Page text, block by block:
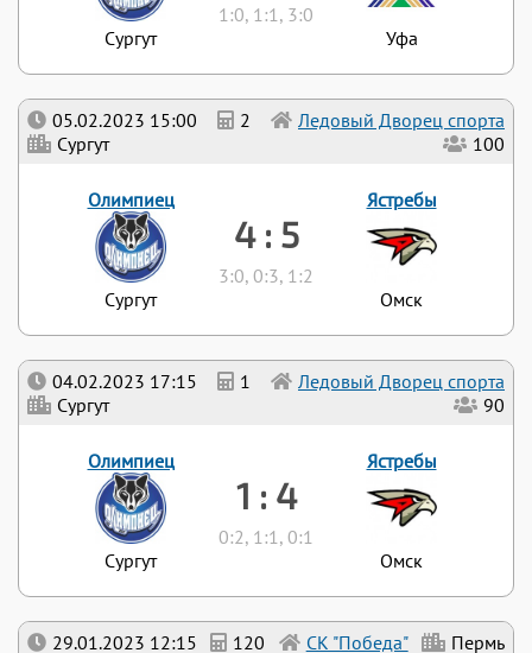
29.01.2023 12:15 120 СК "Победа" Пермь
04.02.2023 17:15 1
Ледовый Дворец спорта
Сургут
90
Олимпиец
Сургут
1 : 4
0:2, 1:1, 0:1
Ястребы
Омск
05.02.2023 15:00 2
Ледовый Дворец спорта
Сургут
100
Олимпиец
Сургут
4 : 5
3:0, 0:3, 1:2
Ястребы
Омск
Сургут
1:0, 1:1, 3:0
Уфа